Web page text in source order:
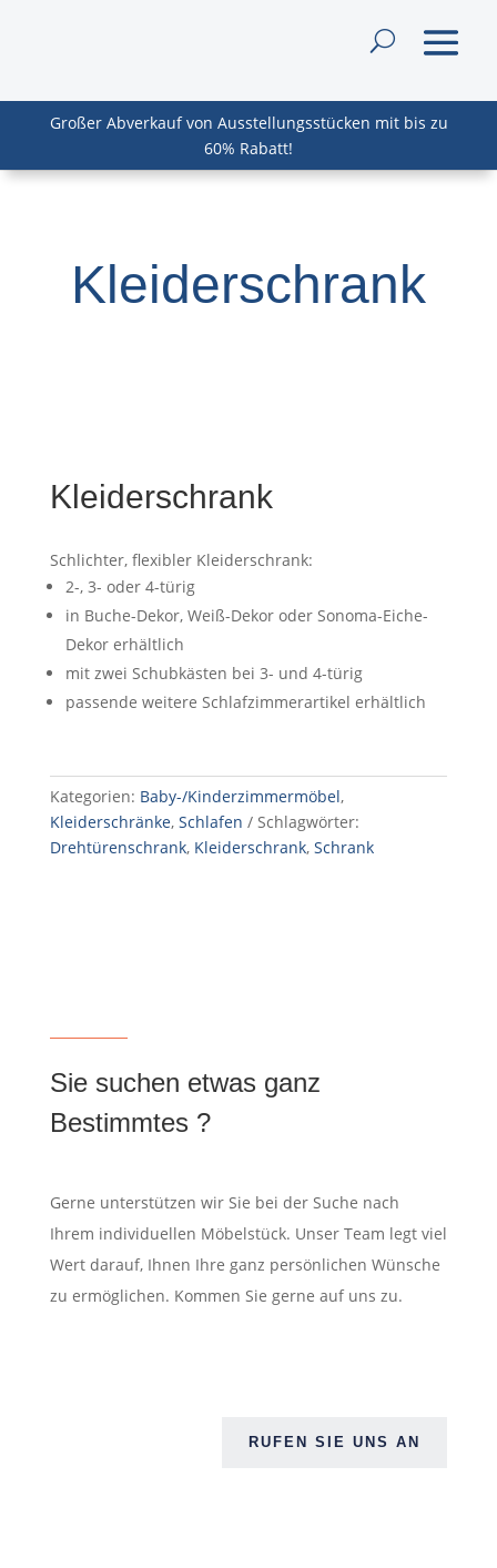
Großer Abverkauf von Ausstellungsstücken mit bis zu
60% Rabatt!
Kleiderschrank
Kleiderschrank
Schlichter, flexibler Kleiderschrank:
2-, 3- oder 4-türig
in Buche-Dekor, Weiß-Dekor oder Sonoma-Eiche-
Dekor erhältlich
mit zwei Schubkästen bei 3- und 4-türig
passende weitere Schlafzimmerartikel erhältlich
Kategorien: Baby-/Kinderzimmermöbel,
Kleiderschränke, Schlafen
Schlagwörter:
Drehtürenschrank, Kleiderschrank, Schrank
Sie suchen etwas ganz
Bestimmtes ?
Gerne unterstützen wir Sie bei der Suche nach
Ihrem individuellen Möbelstück. Unser Team legt viel
Wert darauf, Ihnen Ihre ganz persönlichen Wünsche
zu ermöglichen. Kommen Sie gerne auf uns zu.
RUFEN SIE UNS AN